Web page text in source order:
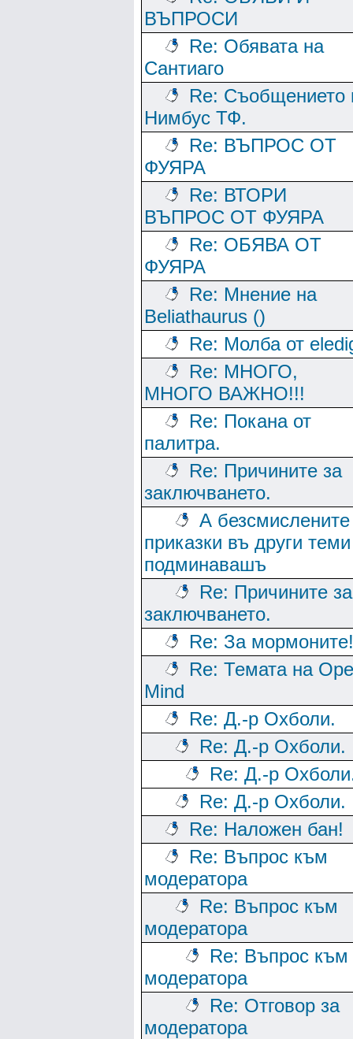
ВЪПРОСИ
Re: Обявата на
Сантиаго
Re: Съобщението
Нимбус ТФ.
Re: ВЪПРОС ОТ
ФУЯРА
Re: ВТОРИ
ВЪПРОС ОТ ФУЯРА
Re: ОБЯВА ОТ
ФУЯРА
Re: Мнение на
Beliathaurus ()
Re: Молба от
Re: МНОГО,
МНОГО ВАЖНО!!!
Re: Покана от
палитра.
Re: Причините за
заключването.
А безсмислените
приказки въ други теми
подминавашъ
Re: Причините за
заключването.
Re: За мормоните!
Re: Темата на
Mind
Re: Д.-р Охболи.
Re: Д.-р Охболи.
Re: Д.-р
Re: Д.-р Охболи.
Re: Наложен бан!
Re: Въпрос към
модератора
Re: Въпрос към
модератора
Re: Въпрос към
модератора
Re: Отговор за
модератора